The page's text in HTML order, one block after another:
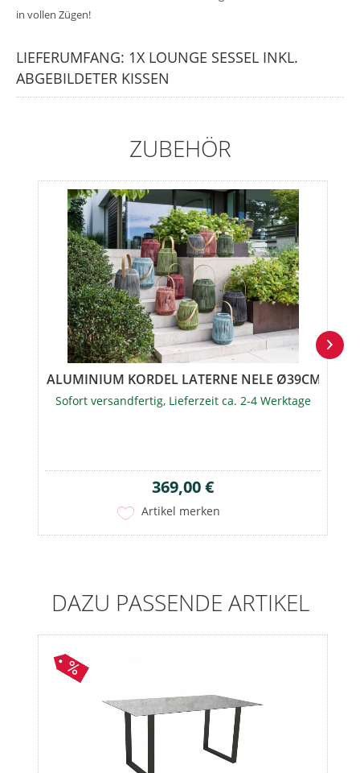
in vollen Zügen!
LIEFERUMFANG: 1X LOUNGE SESSEL INKL.
ABGEBILDETER KISSEN
ZUBEHÖR
ALUMINIUM KORDEL LATERNE NELE Ø39CM
Sofort versandfertig, Lieferzeit ca. 2-4 Werktage
Artikel merken
369,00 €
DAZU PASSENDE ARTIKEL